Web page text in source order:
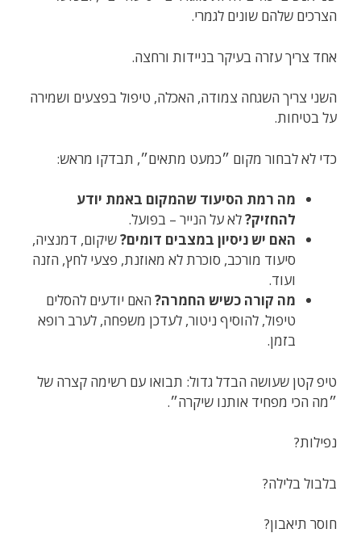
הצרכים שלהם שונים לגמרי.
אחד צריך עזרה בעיקר בניידות ורחצה.
השני צריך השגחה צמודה, האכלה, טיפול בפצעים ושמירה
על בטיחות.
כדי לא לבחור מקום ״כמעט מתאים״, תבדקו מראש:
מה רמת הסיעוד שהמקום באמת יודע
להחזיק?לא על הנייר – בפועל.
האם יש ניסיון במצבים דומים?שיקום, דמנציה,
סיעוד מורכב, סוכרת לא מאוזנת, פצעי לחץ, הזנה
ועוד.
מה קורה כשיש החמרה? האם יודעים להסלים
טיפול, להוסיף ניטור, לעדכן משפחה, לערב רופא
בזמן.
טיפ קטן שעושה הבדל גדול: תבואו עם רשימה קצרה של
״מה הכי מפחיד אותנו שיקרה״.
נפילות?
בלבול בלילה?
חוסר תיאבון?